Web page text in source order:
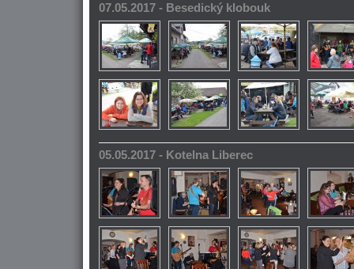
07.05.2017 - Besedický klobouk
05.05.2017 - Kotelna Liberec